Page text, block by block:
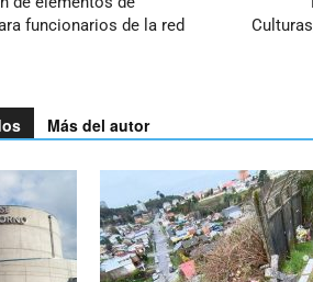
funcionarios de la red
Más del autor